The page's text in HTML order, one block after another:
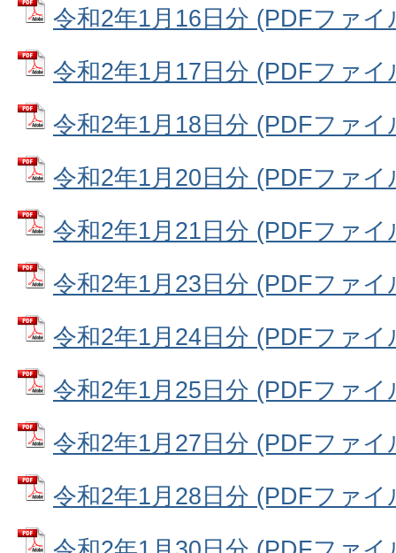
令和2年1月16日分 (PDFファイ
令和2年1月17日分 (PDFファイ
令和2年1月18日分 (PDFファイ
令和2年1月20日分 (PDFファイ
令和2年1月21日分 (PDFファイ
令和2年1月23日分 (PDFファイ
令和2年1月24日分 (PDFファイ
令和2年1月25日分 (PDFファイ
令和2年1月27日分 (PDFファイ
令和2年1月28日分 (PDFファイ